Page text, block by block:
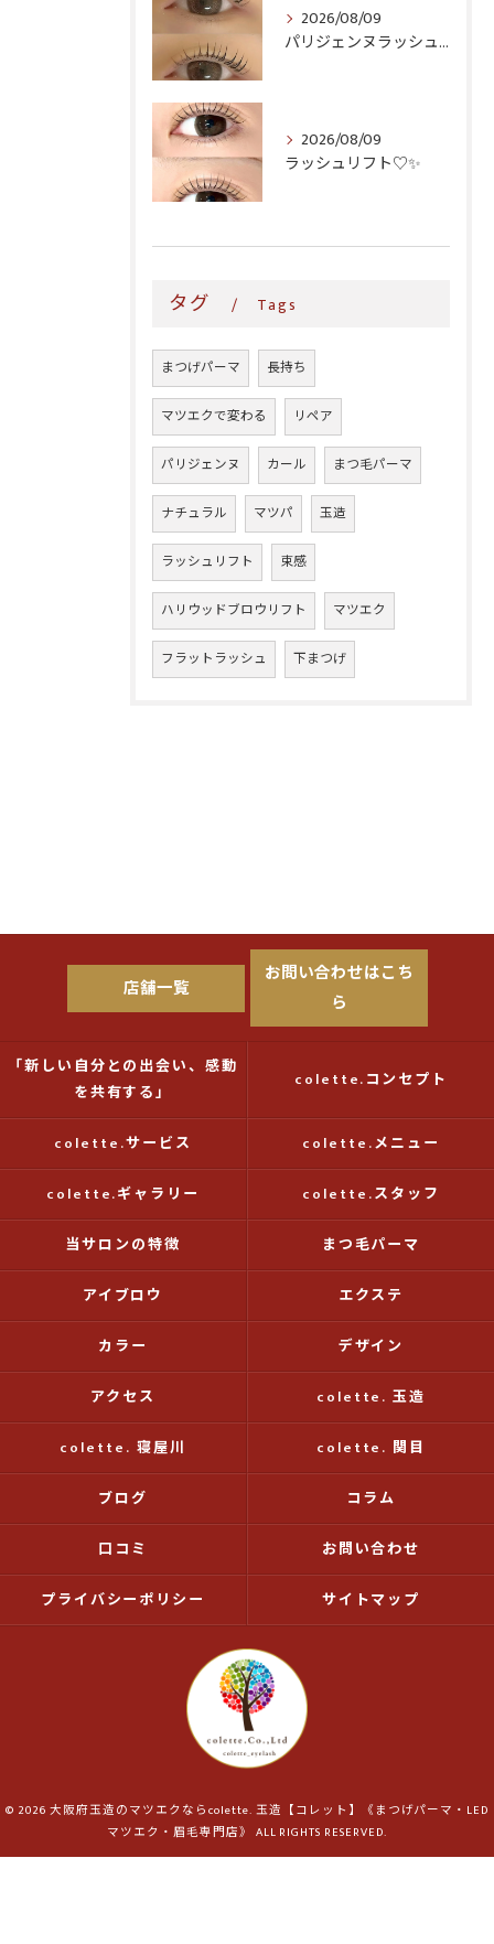
2026/08/09
パリジェンヌラッシュリフト♪
2026/08/09
ラッシュリフト♡✨
タグ Tags
まつげパーマ 長持ち
マツエクで変わる リペア
パリジェンヌ カール まつ毛パーマ
ナチュラル マツパ 玉造
ラッシュリフト 束感
ハリウッドブロウリフト マツエク
フラットラッシュ 下まつげ
店舗一覧
お問い合わせはこち
ら
「新しい自分との出会い、感動
を共有する」
colette.コンセプト
colette.サービス colette.メニュー
colette.ギャラリー colette.スタッフ
当サロンの特徴 まつ毛パーマ
アイブロウ エクステ
カラー デザイン
アクセス colette. 玉造
colette. 寝屋川 colette. 関目
ブログ コラム
口コミ お問い合わせ
プライバシーポリシー サイトマップ
© 2026 大阪府玉造のマツエクならcolette. 玉造【コレット】《まつげパーマ・LED
マツエク・眉毛専門店》 ALL RIGHTS RESERVED.